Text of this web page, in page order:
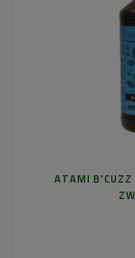
ATAMI B'CUZZ